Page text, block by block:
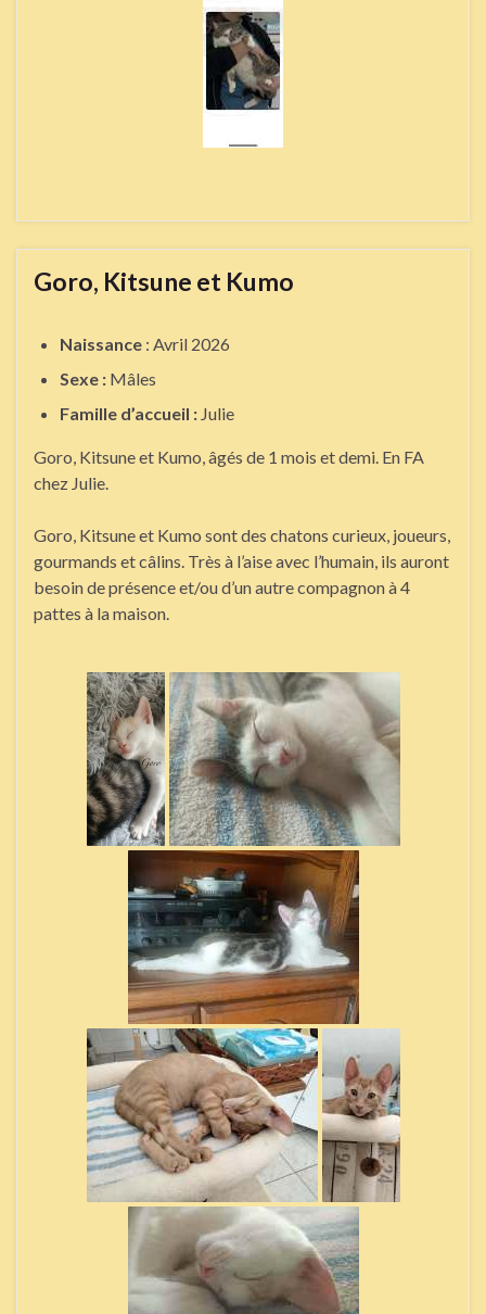
Goro, Kitsune et Kumo
Naissance : Avril 2026
Sexe : Mâles
Famille d’accueil : Julie
Goro, Kitsune et Kumo, âgés de 1 mois et demi. En FA
chez Julie.
Goro, Kitsune et Kumo sont des chatons curieux, joueurs,
gourmands et câlins. Très à l’aise avec l’humain, ils auront
besoin de présence et/ou d’un autre compagnon à 4
pattes à la maison.